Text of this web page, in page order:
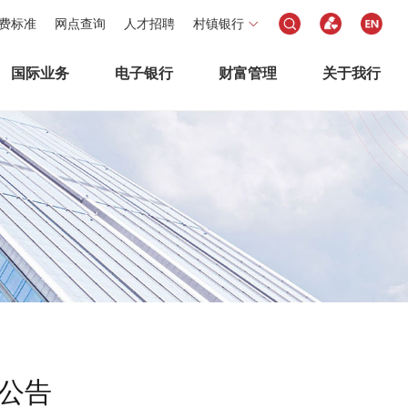
标准 网点查询 人才招聘 村镇银行
国际业务 电子银行 财富管理 关于我行
告